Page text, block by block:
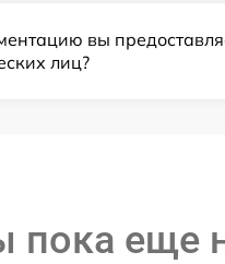
вы
лиц?
пока еще